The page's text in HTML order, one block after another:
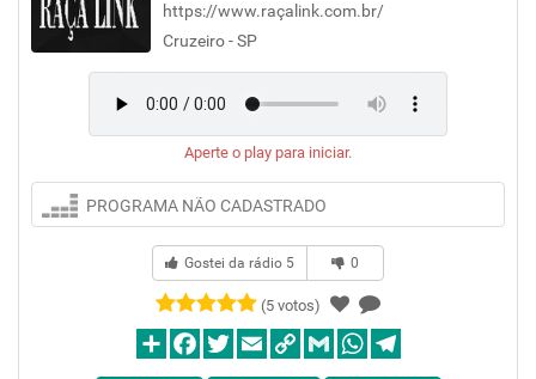
https://www.raçalink.com.br/
Cruzeiro - SP
Aperte o play para iniciar.
PROGRAMA NÃO CADASTRADO
Gostei da rádio 5 0
(5 votos)